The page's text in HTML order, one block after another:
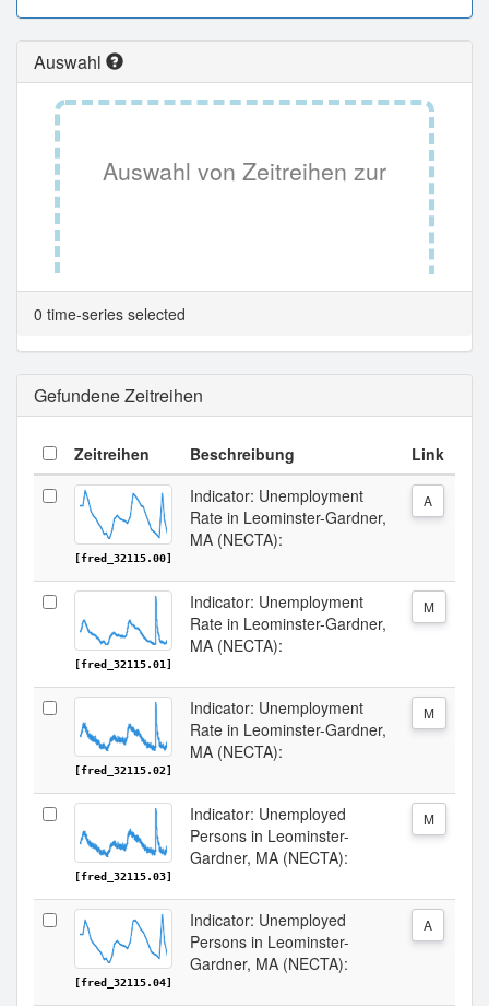
Auswahl
Auswahl von Zeitreihen zur
Tabellenansicht.
0 time-series selected
Gefundene Zeitreihen
Zeitreihen Beschreibung Link
[fred_32115.00]
Indicator: Unemployment
Rate in Leominster-Gardner,
MA (NECTA):
A
[fred_32115.01]
Indicator: Unemployment
Rate in Leominster-Gardner,
MA (NECTA):
M
[fred_32115.02]
Indicator: Unemployment
Rate in Leominster-Gardner,
MA (NECTA):
M
[fred_32115.03]
Indicator: Unemployed
Persons in Leominster-
Gardner, MA (NECTA):
M
[fred_32115.04]
Indicator: Unemployed
Persons in Leominster-
Gardner, MA (NECTA):
A